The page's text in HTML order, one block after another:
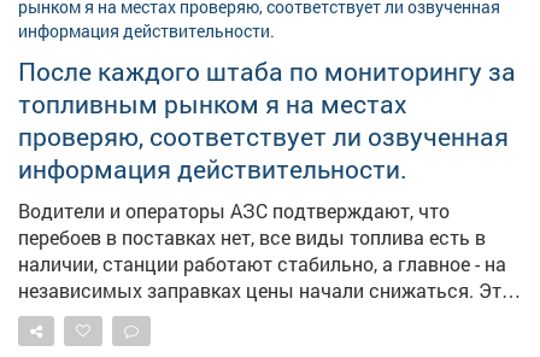
простуд. 👀Давайте понаблюдаем, работают ли
После каждого штаба по мониторингу за
топливным рынком я на местах
проверяю, соответствует ли озвученная
информация действительности.
Водители и операторы АЗС подтверждают, что
перебоев в поставках нет, все виды топлива есть в
наличии, станции работают стабильно, а главное - на
независимых заправках цены начали снижаться. Это
хорошие новости. Но вопрос остается на контроле -
будем и дальше работать с оптовиками, розничными